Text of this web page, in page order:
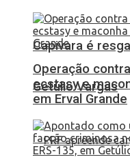
Capivara é
Getúlio Vargas
Operação
ecstasy e
em Erval Grande